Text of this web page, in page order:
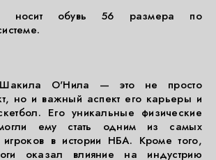
носит обувь 56 размера по
О'Нила — это не просто
но и важный аспект его карьеры и
Его уникальные физические
ему стать одним из самых
в истории НБА. Кроме того,
оказал влияние на индустрию